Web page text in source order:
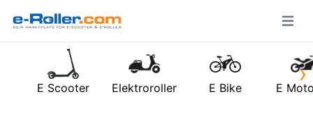
Open
›
E Scooter Elektroroller E Bike E